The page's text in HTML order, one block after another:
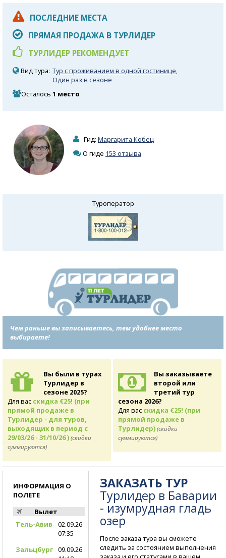
ПОСЛЕДНИЕ МЕСТА
ПРЯМАЯ ПРОДАЖА В ТУРЛИДЕР
ТУРЛИДЕР РЕКОМЕНДУЕТ
Вид тура: Тур с проживанием в одной гостинице,
Один раз в сезоне
Осталось 1 место
Гид: Маргарита Кобец
О гиде 153 отзыва
Туроператор
Чем раньше вы записываетесь, тем удобнее место
выбираете!
Вы были в турах
Турлидер в
сезоне 2025?
Для вас скидка €25! (при
прямой продаже в
Турлидер - для туров,
выходящих в период с
29/03/26 - 31/10/26 ) (скидки
суммируются)
Вы заказываете
второй или
третий тур
сезона 2026?
Для вас скидка €25! (при
прямой продаже в
Турлидер) (скидки
суммируются)
ЗАКАЗАТЬ ТУР
Турлидер в Баварии
- изумрудная гладь
озер
После заказа тура вы сможете
следить за состоянием выполнения
ИНФОРМАЦИЯ О
ПОЛЕТЕ
Вылет
Тель-Авив
02.09.26
07:35
Зальцбург 09.09.26